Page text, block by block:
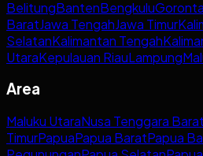
BelitungBantenBengkulu
BaratJawa TengahJawa Timur
SelatanKalimantan Tengah
UtaraKepulauan RiauLampung
Area
Maluku UtaraNusa Tenggara Barat
TimurPapuaPapua BaratPapua